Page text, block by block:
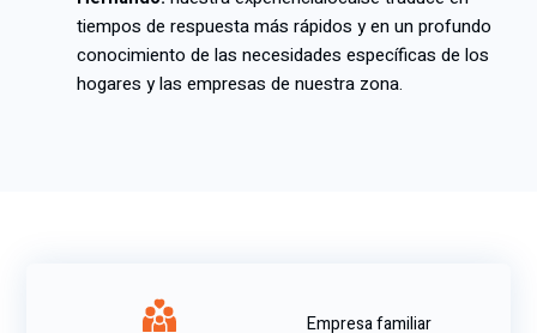
tiempos de respuesta más rápidos y en un profundo
conocimiento de las necesidades específicas de los
hogares y las empresas de nuestra zona.
Empresa familiar